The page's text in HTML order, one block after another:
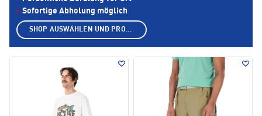
Sofortige Abholung möglich
SHOP AUSWÄHLEN UND PRODUKTE ANZEIGEN